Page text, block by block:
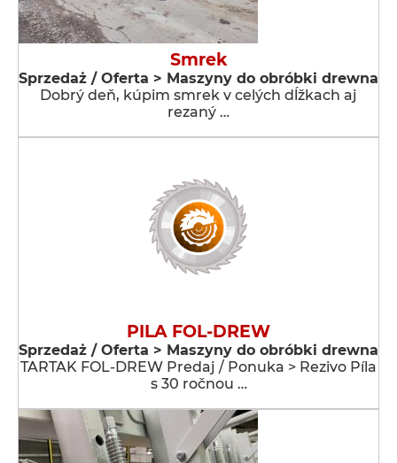
Smrek
Sprzedaż / Oferta > Maszyny do obróbki drewna
Dobrý deň, kúpim smrek v celých dĺžkach aj
rezaný …
PILA FOL-DREW
Sprzedaż / Oferta > Maszyny do obróbki drewna
TARTAK FOL-DREW Predaj / Ponuka > Rezivo Píla
s 30 ročnou …